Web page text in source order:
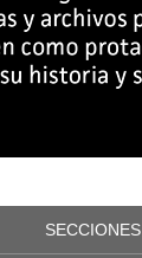
SECCIONES